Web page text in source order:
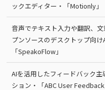
ックエディター・「Motionly」
音声でテキスト入力や翻訳、
プンソースのデスクトップ向け
「SpeakoFlow」
AIを活用したフィードバック
ション・「ABC User Feedback